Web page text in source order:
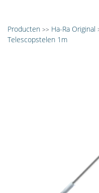
Producten >> Ha-Ra Original
Telescopstelen 1m